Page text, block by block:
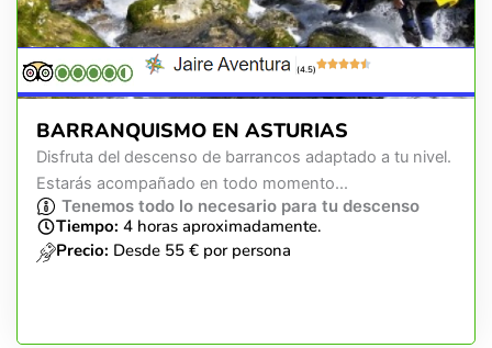
(4.5)
BARRANQUISMO EN ASTURIAS
Disfruta del descenso de barrancos adaptado a tu nivel.
Estarás acompañado en todo momento...
Tenemos todo lo necesario para tu descenso
Tiempo: 4 horas aproximadamente.
Precio: Desde 55 € por persona